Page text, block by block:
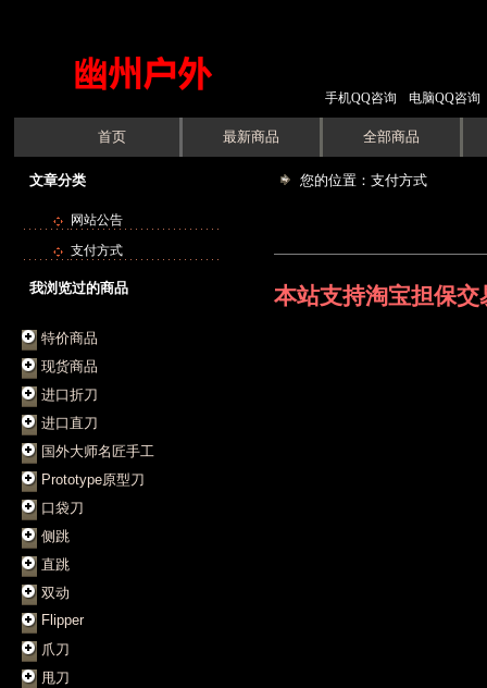
手机QQ咨询 电脑QQ咨询
首页 最新商品 全部商品
文章分类
网站公告
支付方式
我浏览过的商品
特价商品
现货商品
进口折刀
进口直刀
国外大师名匠手工
Prototype原型刀
口袋刀
侧跳
直跳
双动
Flipper
爪刀
甩刀
您的位置：支付方式
本站支持淘宝担保